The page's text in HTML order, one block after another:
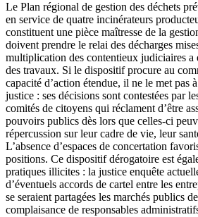
Le Plan régional de gestion des déchets
en service de quatre incinérateurs
constituent une pièce maîtresse de la
doivent prendre le relai des décharges
multiplication des contentieux judiciaires a
des travaux. Si le dispositif procure au
capacité d’action étendue, il ne le met pas
justice : ses décisions sont contestées par
comités de citoyens qui réclament d’être
pouvoirs publics dès lors que celles-ci
répercussion sur leur cadre de vie, leur
L’absence d’espaces de concertation
positions. Ce dispositif dérogatoire est
pratiques illicites : la justice enquête
d’éventuels accords de cartel entre les
se seraient partagées les marchés publics
complaisance de responsables